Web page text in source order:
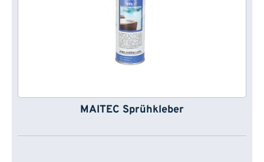
MAITEC Sprühkleber